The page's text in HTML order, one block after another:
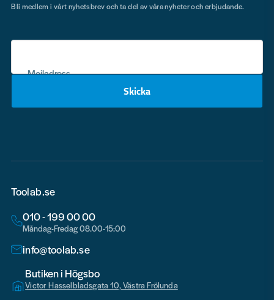
Mejladress
Skicka
Bli medlem i vårt nyhetsbrev och ta del av våra nyheter och erbjudande.
Toolab.se
010 - 199 00 00
Måndag-Fredag 08.00-15:00
info@toolab.se
Butiken i Högsbo
Victor Hasselbladsgata 10, Västra Frölunda